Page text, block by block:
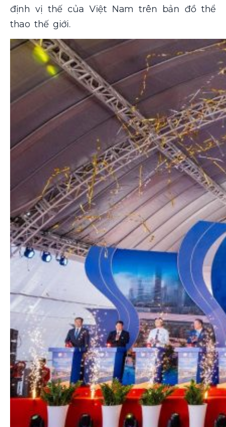
định vị thế của Việt Nam trên bản đồ thể
thao thế giới.